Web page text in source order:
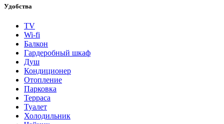
Удобства
TV
Wi-fi
Балкон
Гардеробный шкаф
Душ
Кондиционер
Отопление
Парковка
Терраса
Туалет
Холодильник